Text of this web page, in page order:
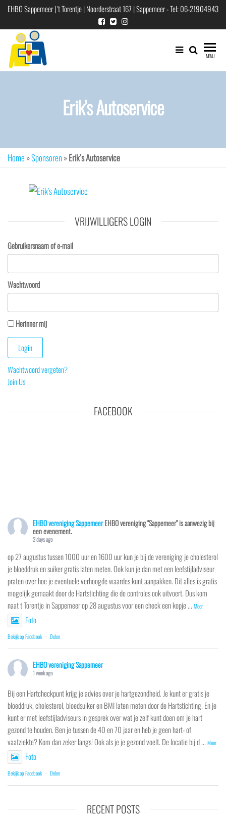
de
inhoud
EHBO Sappemeer | 't Torentje | Noorderstraat 167 | Sappemeer - Tel: 06-21904943
"Sappemeer"
Sappemeer
MENU
Erik’s Autoservice
Home »Sponsoren »Erik’s Autoservice
VRIJWILLIGERS LOGIN
Gebruikersnaam of e-mail
Wachtwoord
Herinner mij
Wachtwoord vergeten?
Join Us
FACEBOOK
EHBO vereniging SappemeerEHBO vereniging "Sappemeer" is aanwezig bij
een evenement.
2 days ago
op 27 augustus tussen 1000 uur en 1600 uur kun je bij de vereniging je cholesterol
je bloeddruk en suiker gratis laten meten. Ook kun je dan met een leefstijladviseur
praten over hoe je eventuele verhoogde waardes kunt aanpakken. Dit alles is gratis
mogelijk gemaakt door de Hartstichting die de controles ook uitvoert. Dus kom
naat t Torentje in Sappemeer op 28 augustus voor een check een kopje... Meer
Foto
Bekijk op Facebook · Delen
EHBO vereniging Sappemeer
1 week ago
Bij een Hartcheckpunt krijg je advies over je hartgezondheid. Je kunt er gratis je
bloeddruk, cholesterol, bloedsuiker en BMI laten meten door de Hartstichting. En je
kunt er met leefstijladviseurs in gesprek over wat je zelf kunt doen om je hart
gezond te houden. Ben je tussen de 40 en 70 jaar en heb je geen hart- of
vaatziekte? Kom dan zeker langs! Ook als je je gezond voelt. De locatie bij d... Meer
Foto
Bekijk op Facebook · Delen
RECENT POSTS